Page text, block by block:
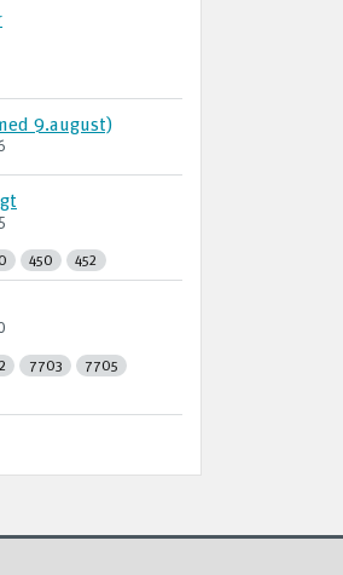
9.august)
450 452
7703
7705